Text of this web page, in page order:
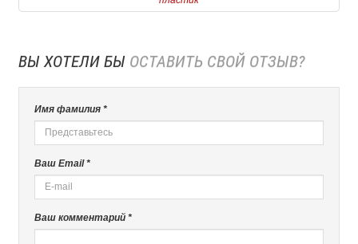
ВЫ ХОТЕЛИ БЫ ОСТАВИТЬ СВОЙ ОТЗЫВ?
Имя фамилия *
Ваш Email *
Ваш комментарий *